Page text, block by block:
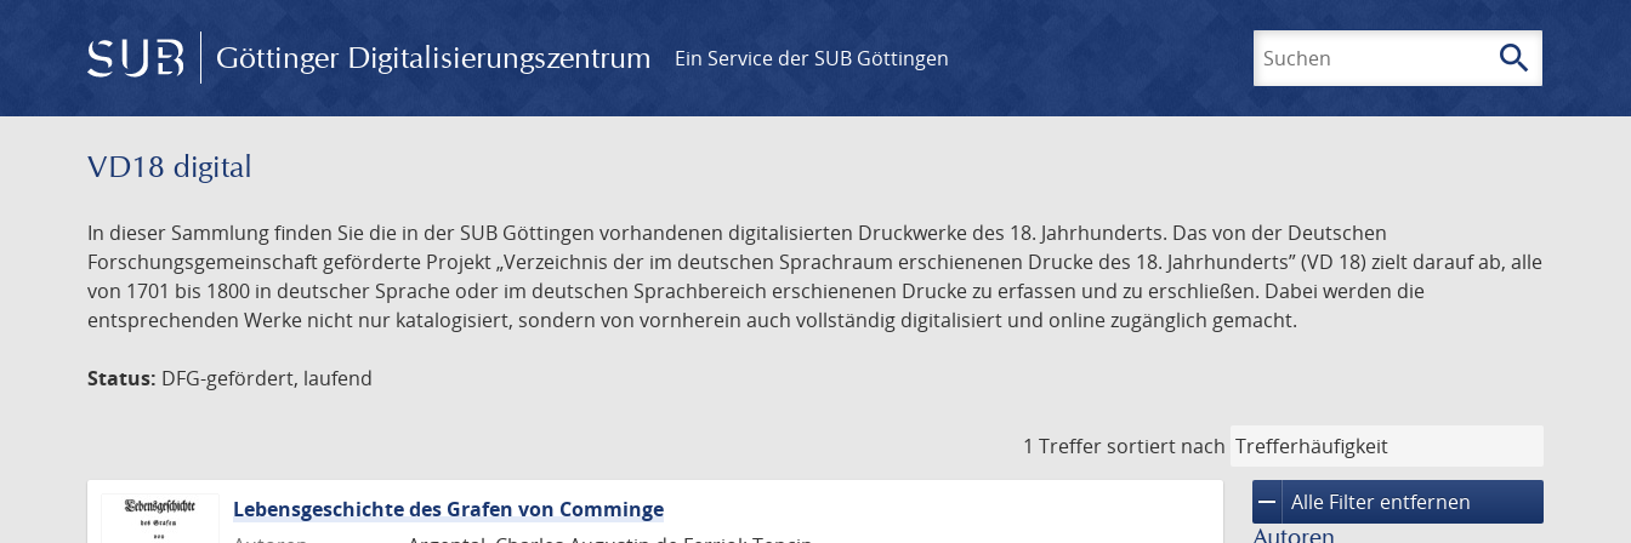
Göttinger Digitalisierungszentrum Ein Service der SUB Göttingen search
VD18 digital
In dieser Sammlung finden Sie die in der SUB Göttingen vorhandenen digitalisierten Druckwerke des 18. Jahrhunderts. Das von der Deutschen
Forschungsgemeinschaft geförderte Projekt „Verzeichnis der im deutschen Sprachraum erschienenen Drucke des 18. Jahrhunderts” (VD 18) zielt darauf ab, alle
von 1701 bis 1800 in deutscher Sprache oder im deutschen Sprachbereich erschienenen Drucke zu erfassen und zu erschließen. Dabei werden die
entsprechenden Werke nicht nur katalogisiert, sondern von vornherein auch vollständig digitalisiert und online zugänglich gemacht.
Status: DFG-gefördert, laufend
1 Treffer sortiert nach
remove Alle Filter entfernen
Lebensgeschichte des Grafen von Comminge